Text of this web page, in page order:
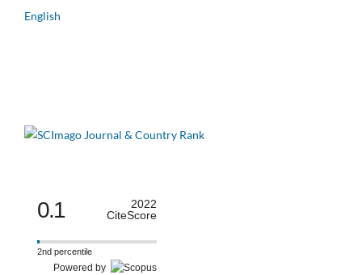
English
0.1
2022
CiteScore
2nd percentile
Powered by